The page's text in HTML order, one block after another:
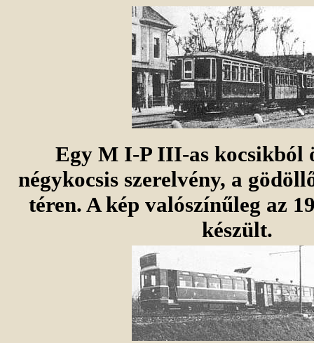
Egy M I-P III-as kocsikból
négykocsis szerelvény, a
téren. A kép valószínűleg az
készült.